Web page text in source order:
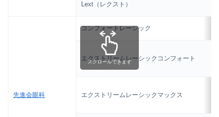
Lext（レクスト）
先進会眼科
コンフォートレーシック
エクストリームレーシックコンフォート
エクストリームレーシックマックス
スクロールできます